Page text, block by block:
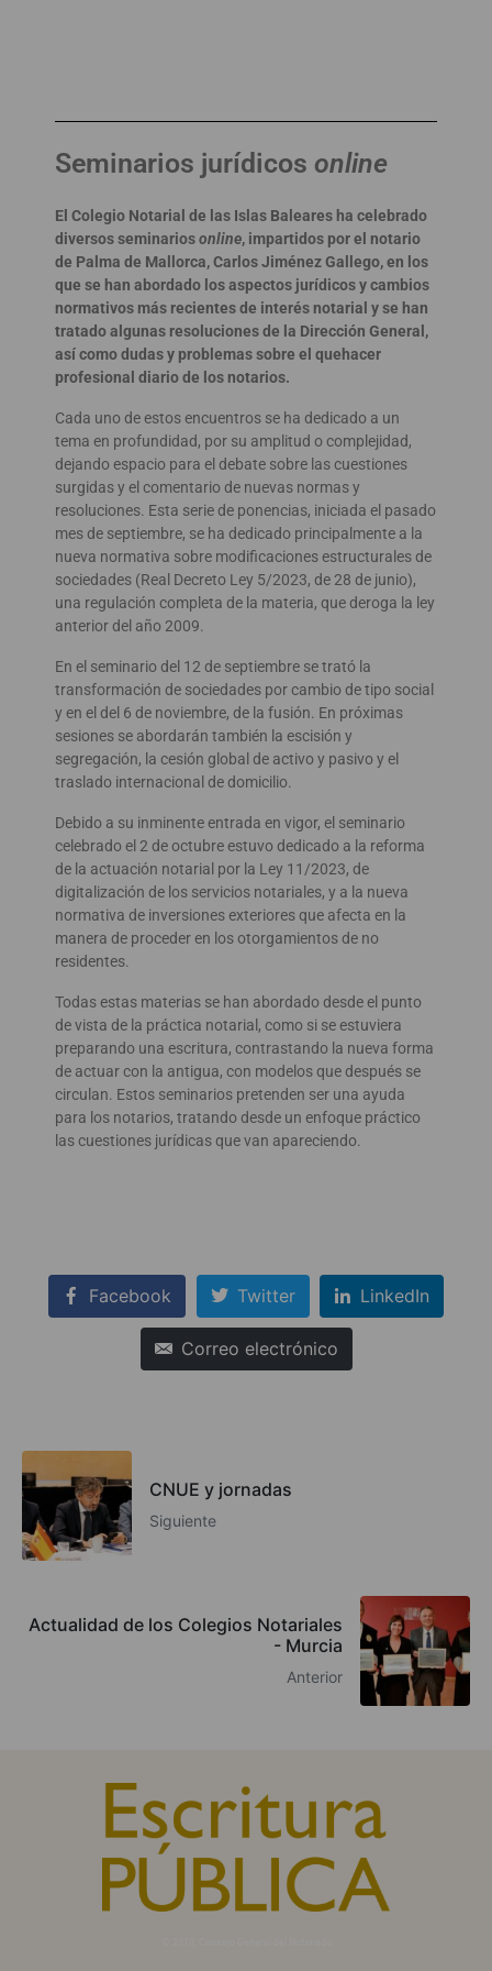
Seminarios jurídicos online
El Colegio Notarial de las Islas Baleares ha celebrado
diversos seminariosonline, impartidos por el notario
de Palma de Mallorca, Carlos Jiménez Gallego, en los
que se han abordado los aspectos jurídicos y cambios
normativos más recientes de interés notarial y se han
tratado algunas resoluciones de la Dirección General,
así como dudas y problemas sobre el quehacer
profesional diario de los notarios.
Cada uno de estos encuentros se ha dedicado a un
tema en profundidad, por su amplitud o complejidad,
dejando espacio para el debate sobre las cuestiones
surgidas y el comentario de nuevas normas y
resoluciones. Esta serie de ponencias, iniciada el pasado
mes de septiembre, se ha dedicado principalmente a la
nueva normativa sobre modificaciones estructurales de
sociedades (Real Decreto Ley 5/2023, de 28 de junio),
una regulación completa de la materia, que deroga la ley
anterior del año 2009.
En el seminario del 12 de septiembre se trató la
transformación de sociedades por cambio de tipo social
y en el del 6 de noviembre, de la fusión. En próximas
sesiones se abordarán también la escisión y
segregación, la cesión global de activo y pasivo y el
traslado internacional de domicilio.
Debido a su inminente entrada en vigor, el seminario
celebrado el 2 de octubre estuvo dedicado a la reforma
de la actuación notarial por la Ley 11/2023, de
digitalización de los servicios notariales, y a la nueva
normativa de inversiones exteriores que afecta en la
manera de proceder en los otorgamientos de no
residentes.
Todas estas materias se han abordado desde el punto
de vista de la práctica notarial, como si se estuviera
preparando una escritura, contrastando la nueva forma
de actuar con la antigua, con modelos que después se
circulan. Estos seminarios pretenden ser una ayuda
para los notarios, tratando desde un enfoque práctico
las cuestiones jurídicas que van apareciendo.
Facebook Twitter LinkedIn
Correo electrónico
CNUE y jornadas
Siguiente
Actualidad de los Colegios Notariales
- Murcia
Anterior